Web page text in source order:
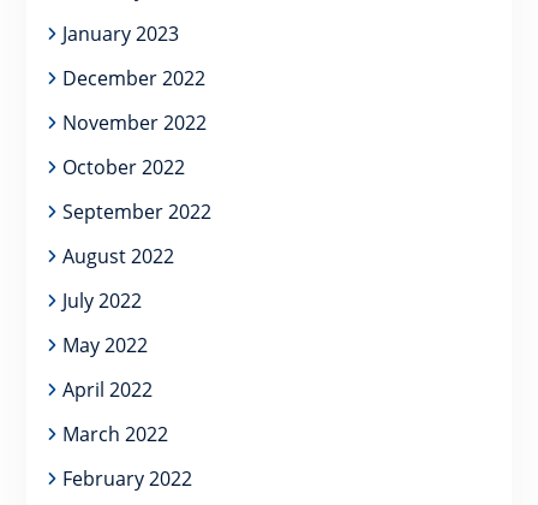
January 2023
December 2022
November 2022
October 2022
September 2022
August 2022
July 2022
May 2022
April 2022
March 2022
February 2022